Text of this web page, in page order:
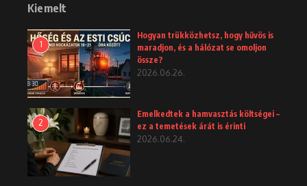
Kiemelt
1
Hogyan trükközhetsz, hogy hűvös is
maradjon, és a hálózat se omoljon
össze?
2026.06.26.
2
Emelkedtek a hamvasztás költségei –
ez a temetések árát is érinti
2026.06.24.